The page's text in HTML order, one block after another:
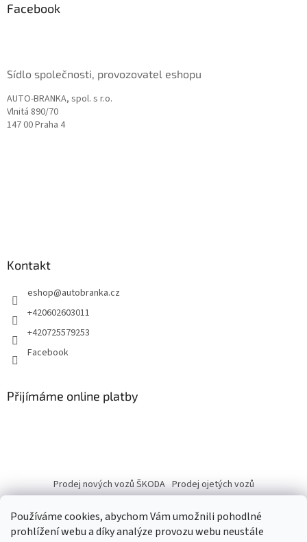
Používáme cookies, abychom Vám umožnili pohodlné
prohlížení webu a díky analýze provozu webu neustále
Facebook
Sídlo společnosti, provozovatel eshopu
AUTO-BRANKA, spol. s r.o.
Vlnitá 890/70
147 00 Praha 4
Kontakt
eshop@autobranka.cz
+420602603011
+420725579253
Facebook
Přijímáme online platby
Prodej nových vozů ŠKODA Prodej ojetých vozů